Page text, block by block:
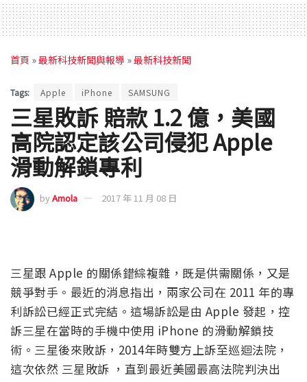
首頁 »最新科技新聞與報導 »最新科技新聞
Tags: Apple iPhone SAMSUNG
三星敗訴 賠款 1.2 億，美國
高院認定該公司侵犯 Apple
滑動解鎖專利
byAmola 2017 年 11 月 08 日
三星跟 Apple 的關係錯綜複雜，既是供需關係，又是
競爭對手。最近的消息指出，兩家公司在 2011 年的專
利訴訟已經正式完結。這場訴訟是由 Apple 發起，控
訴三星在當時的手機中使用 iPhone 的滑動解鎖技
術。三星後來敗訴，2014年時雙方上訴至巡迴法院，
這次依然 三星敗訴 ，直到最近美國最高法院判決出